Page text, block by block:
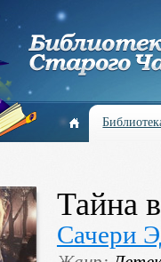
Тайна
Сачери